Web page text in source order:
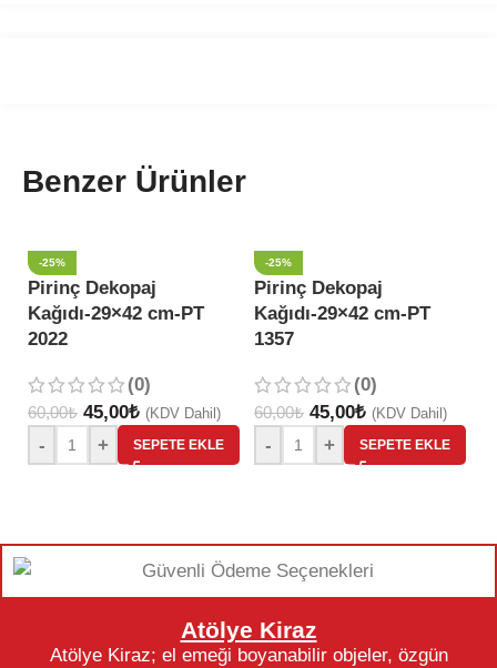
Benzer Ürünler
-25%
Pirinç Dekopaj
Kağıdı-29×42 cm-PT
2022
(0)
60,00₺ 45,00₺ (KDV Dahil)
- + SEPETE EKLE
-25%
Pirinç Dekopaj
Kağıdı-29×42 cm-PT
1357
(0)
60,00₺ 45,00₺ (KDV Dahil)
- + SEPETE EKLE
Atölye Kiraz
Atölye Kiraz; el emeği boyanabilir objeler, özgün